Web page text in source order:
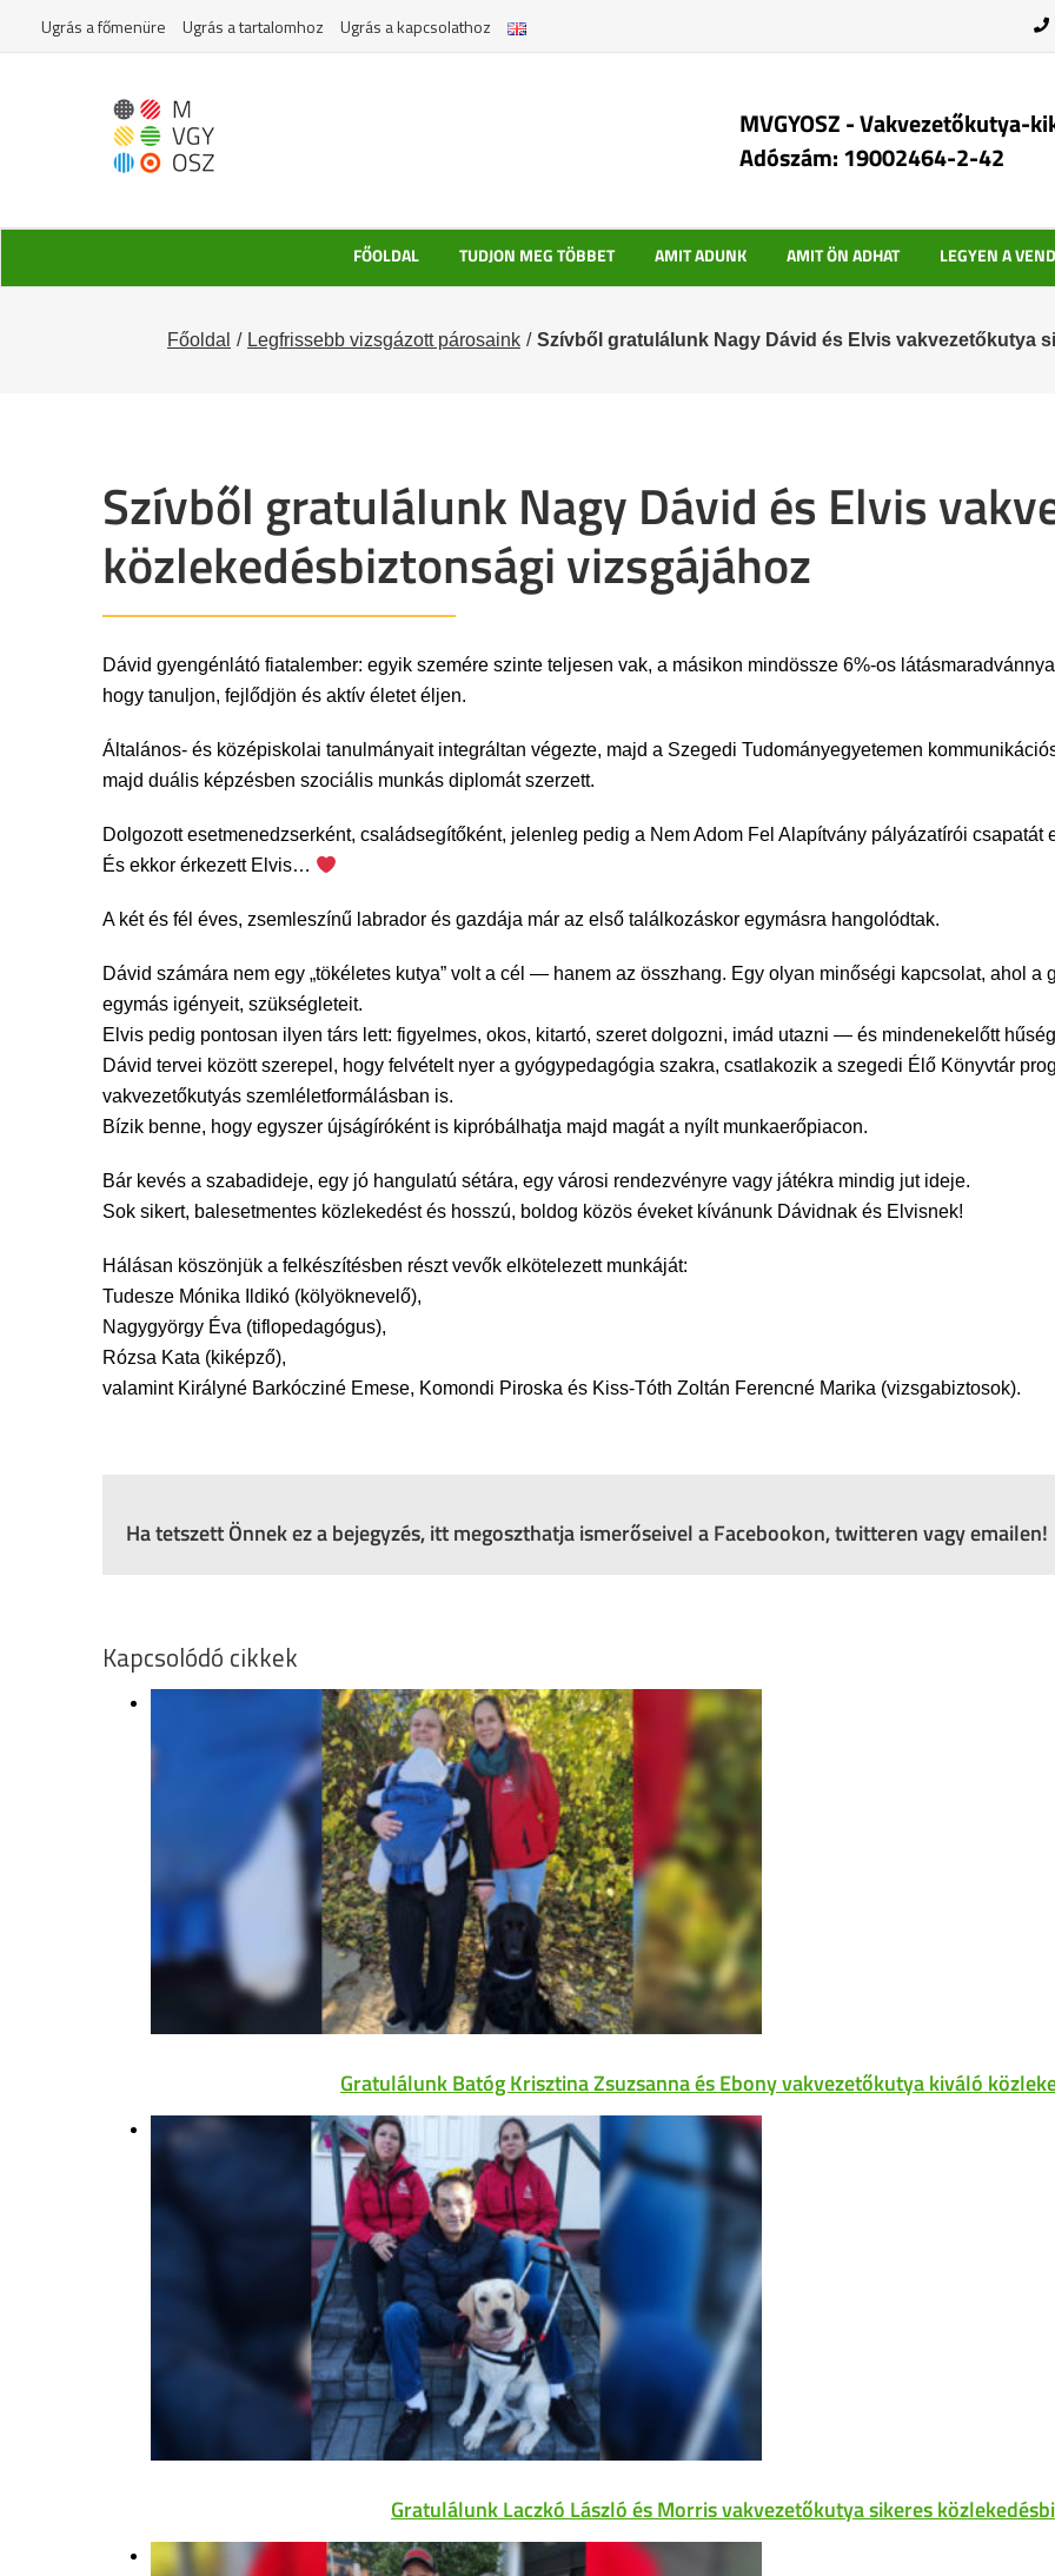
Ugrás a főmenüre Ugrás a tartalomhoz Ugrás a kapcsolathoz
MVGYOSZ - Vakvezetőkutya-
Adószám: 19002464-2-42
FŐOLDAL TUDJON MEG TÖBBET AMIT ADUNK AMIT ÖN ADHAT LEGYEN A
Főoldal Legfrissebb vizsgázott párosaink Szívből gratulálunk Nagy Dávid és Elvis vakvezetőkutya
Szívből gratulálunk Nagy Dávid és Elvis
közlekedésbiztonsági vizsgájához
Dávid gyengénlátó fiatalember: egyik szemére szinte teljesen vak, a másikon mindössze 6%-os
hogy tanuljon, fejlődjön és aktív életet éljen.
Általános- és középiskolai tanulmányait integráltan végezte, majd a Szegedi Tudományegyetemen
majd duális képzésben szociális munkás diplomát szerzett.
Dolgozott esetmenedzserként, családsegítőként, jelenleg pedig a Nem Adom Fel Alapítvány pályázatírói
És ekkor érkezett Elvis…
A két és fél éves, zsemleszínű labrador és gazdája már az első találkozáskor egymásra hangolódtak.
Dávid számára nem egy „tökéletes kutya” volt a cél — hanem az összhang. Egy olyan minőségi kapcsolat, ahol
egymás igényeit, szükségleteit.
Elvis pedig pontosan ilyen társ lett: figyelmes, okos, kitartó, szeret dolgozni, imád utazni — és mindenekelőtt
Dávid tervei között szerepel, hogy felvételt nyer a gyógypedagógia szakra, csatlakozik a szegedi Élő Könyvtár
vakvezetőkutyás szemléletformálásban is.
Bízik benne, hogy egyszer újságíróként is kipróbálhatja majd magát a nyílt munkaerőpiacon.
Bár kevés a szabadideje, egy jó hangulatú sétára, egy városi rendezvényre vagy játékra mindig jut ideje.
Sok sikert, balesetmentes közlekedést és hosszú, boldog közös éveket kívánunk Dávidnak és Elvisnek!
Hálásan köszönjük a felkészítésben részt vevők elkötelezett munkáját:
Tudesze Mónika Ildikó (kölyöknevelő),
Nagygyörgy Éva (tiflopedagógus),
Rózsa Kata (kiképző),
valamint Királyné Barkócziné Emese, Komondi Piroska és Kiss-Tóth Zoltán Ferencné Marika (vizsgabiztosok).
Ha tetszett Önnek ez a bejegyzés, itt megoszthatja ismerőseivel a Facebookon, twitteren vagy emailen!
Kapcsolódó cikkek
Gratulálunk Batóg Krisztina Zsuzsanna és Ebony vakvezetőkutya kiváló
Gratulálunk Laczkó László és Morris vakvezetőkutya sikeres